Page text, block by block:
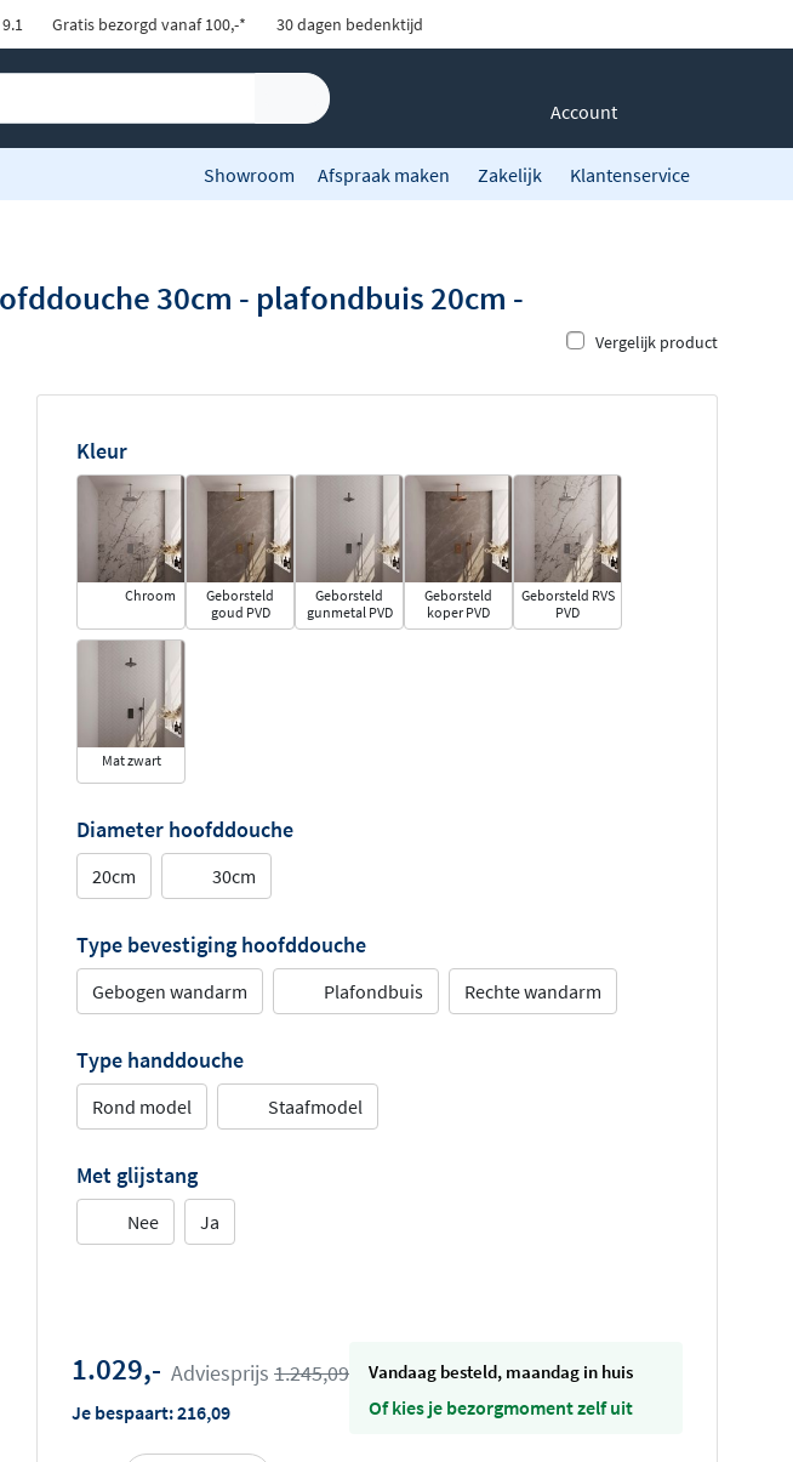
Gratis bezorgd vanaf 100,-* 30 dagen bedenktijd
Account
Showroom Afspraak maken Zakelijk Klantenservice
30cm - plafondbuis 20cm -
Vergelijk product
Kleur
Chroom
Geborsteld
goud PVD
Geborsteld
gunmetal PVD
Geborsteld
koper PVD
Geborsteld RVS
PVD
Mat zwart
Diameter hoofddouche
20cm 30cm
Type bevestiging hoofddouche
Gebogen wandarm Plafondbuis Rechte wandarm
Type handdouche
Rond model Staafmodel
Met glijstang
Nee Ja
1.029,- Adviesprijs 1.245,09
Je bespaart:216,09
vandaag besteld, maandag in huis
Of kies je bezorgmoment zelf uit